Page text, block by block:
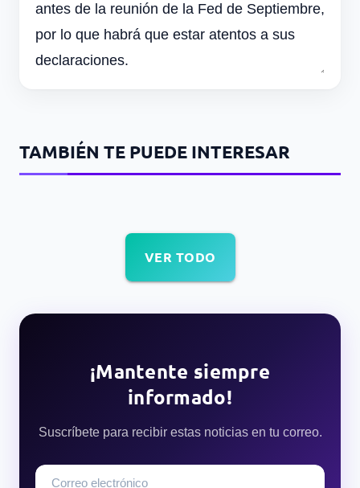
antes de la reunión de la Fed de Septiembre,
por lo que habrá que estar atentos a sus
declaraciones.
TAMBIÉN TE PUEDE INTERESAR
VER TODO
¡Mantente siempre
informado!
Suscríbete para recibir estas noticias en tu correo.